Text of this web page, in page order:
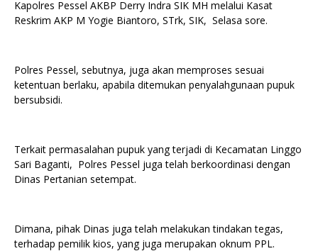
Kapolres Pessel AKBP Derry Indra SIK MH melalui Kasat
Reskrim AKP M Yogie Biantoro, STrk, SIK, Selasa sore.
Polres Pessel, sebutnya, juga akan memproses sesuai
ketentuan berlaku, apabila ditemukan penyalahgunaan pupuk
bersubsidi.
Terkait permasalahan pupuk yang terjadi di Kecamatan Linggo
Sari Baganti, Polres Pessel juga telah berkoordinasi dengan
Dinas Pertanian setempat.
Dimana, pihak Dinas juga telah melakukan tindakan tegas,
terhadap pemilik kios, yang juga merupakan oknum PPL.